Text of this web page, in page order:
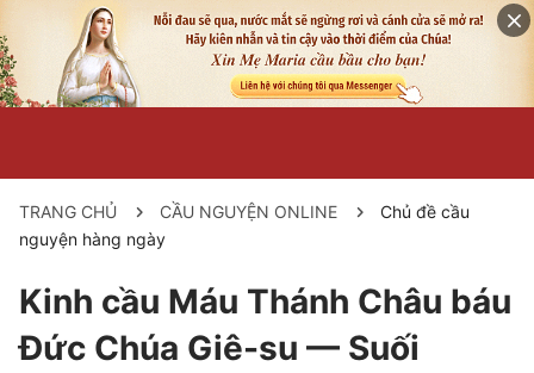
TRANG CHỦ CẦU NGUYỆN ONLINE
Chủ đề cầu
nguyện hàng ngày
Kinh cầu Máu Thánh Châu báu
Đức Chúa Giê-su — Suối